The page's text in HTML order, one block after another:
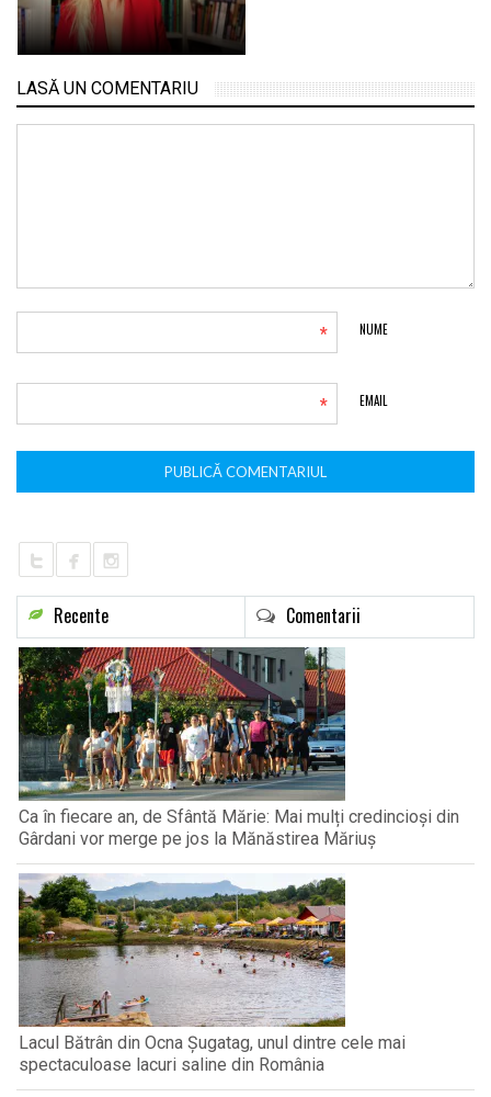
LASĂ UN COMENTARIU
NUME
*
EMAIL
*
Recente Comentarii
Ca în fiecare an, de Sfântă Mărie: Mai mulți credincioși din
Gârdani vor merge pe jos la Mănăstirea Măriuș
Lacul Bătrân din Ocna Șugatag, unul dintre cele mai
spectaculoase lacuri saline din România